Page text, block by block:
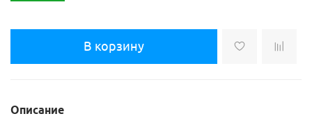
В корзину
Описание